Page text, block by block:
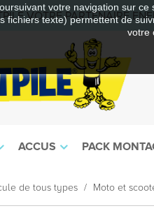
votre navigation sur
fichiers texte) permettent de
votre
VOTRE PARTENAIRE
ACCUS PACK
de tous types Moto et